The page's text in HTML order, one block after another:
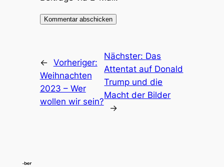
← Vorheriger:
Weihnachten
2023 – Wer
wollen wir sein?
Nächster: Das
Attentat auf Donald
Trump und die
Macht der Bilder
→